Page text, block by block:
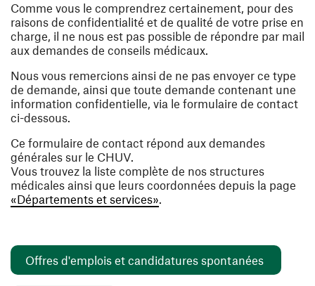
Comme vous le comprendrez certainement, pour des
raisons de confidentialité et de qualité de votre prise en
charge, il ne nous est pas possible de répondre par mail
aux demandes de conseils médicaux.
Nous vous remercions ainsi de ne pas envoyer ce type
de demande, ainsi que toute demande contenant une
information confidentielle, via le formulaire de contact
ci-dessous.
Ce formulaire de contact répond aux demandes
générales sur le CHUV.
Vous trouvez la liste complète de nos structures
médicales ainsi que leurs coordonnées depuis la page
«Départements et services».
Offres d'emplois et candidatures spontanées